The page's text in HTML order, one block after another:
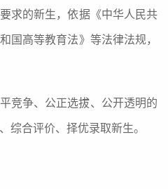
求的新生，依据《中华人民共
国高等教育法》等法律法规，
竞争、公正选拔、公开透明的
综合评价、择优录取新生。